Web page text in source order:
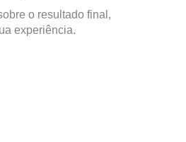
o resultado final,
experiência.